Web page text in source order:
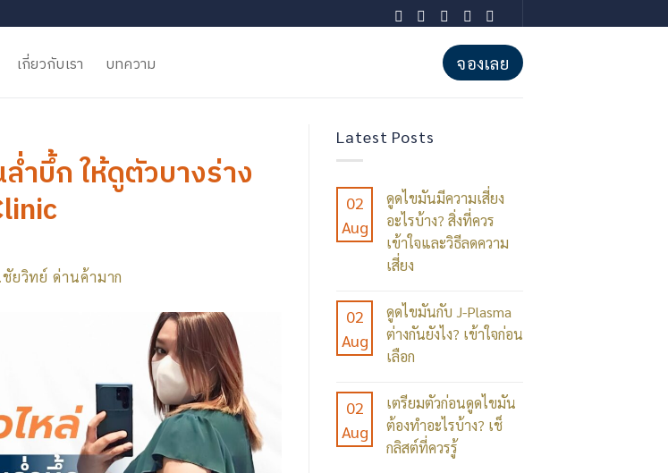
เกี่ยวกับเรา บทความ จองเลย
ำบึ้ก ให้ดูตัวบางร่าง
ยวิทย์ ด่านค้ามาก
Latest Posts
02
Aug
ดูดไขมันมีความเสี่ยง
อะไรบ้าง? สิ่งที่ควร
เข้าใจและวิธีลดความ
เสี่ยง
Comments
on
ดูด
มัน
มี
02
Aug
ดูดไขมันกับ J-Plasma
ต่างกันยังไง? เข้าใจก่อน
เลือก
Comments
on
ดูด
02
Aug
เตรียมตัวก่อนดูดไขมัน
ต้องทำอะไรบ้าง? เช็
กลิสต์ที่ควรรู้